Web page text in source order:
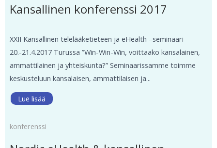
Kansallinen konferenssi 2017
XXII Kansallinen telelääketieteen ja eHealth –seminaari
20.-21.4.2017 Turussa ”Win-Win-Win, voittaako kansalainen,
ammattilainen ja yhteiskunta?” Seminaarissamme toimme
keskusteluun kansalaisen, ammattilaisen ja...
Lue lisää
konferenssi